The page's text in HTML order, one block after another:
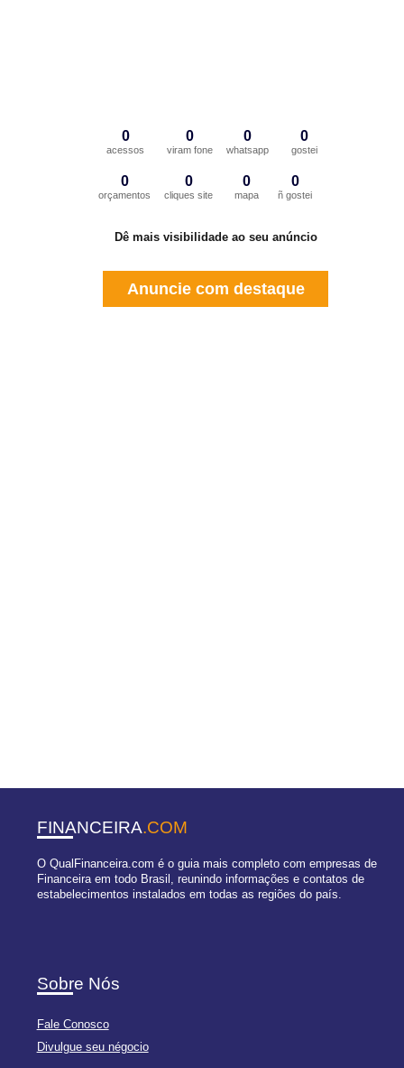
0
acessos
0
viram fone
0
whatsapp
0
gostei
0
orçamentos
0
cliques site
0
mapa
0
ñ gostei
Dê mais visibilidade ao seu anúncio
Anuncie com destaque
FINANCEIRA.COM
O QualFinanceira.com é o guia mais completo com empresas de
Financeira em todo Brasil, reunindo informações e contatos de
estabelecimentos instalados em todas as regiões do país.
Sobre Nós
Fale Conosco
Divulgue seu négocio